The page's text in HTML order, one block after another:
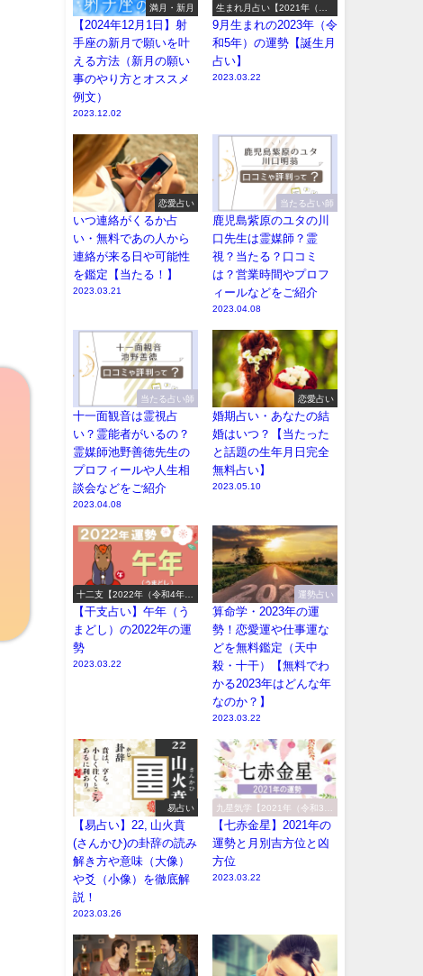
満月・新月
【2024年12月1日】射
手座の新月で願いを叶
える方法（新月の願い
事のやり方とオススメ
例文）
2023.12.02
生まれ月占い【2021年（令
和3年）の運勢】
9月生まれの2023年（令
和5年）の運勢【誕生月
占い】
2023.03.22
恋愛占い
いつ連絡がくるか占
い・無料であの人から
連絡が来る日や可能性
を鑑定【当たる！】
2023.03.21
当たる占い師
鹿児島紫原のユタの川
口先生は霊媒師？霊
視？当たる？口コミ
は？営業時間やプロフ
ィールなどをご紹介
2023.04.08
当たる占い師
十一面観音は霊視占
い？霊能者がいるの？
霊媒師池野善徳先生の
プロフィールや人生相
談会などをご紹介
2023.04.08
恋愛占い
婚期占い・あなたの結
婚はいつ？【当たった
と話題の生年月日完全
無料占い】
2023.05.10
十二支【2022年（令和4年）
の運勢】
【干支占い】午年（う
まどし）の2022年の運
勢
2023.03.22
運勢占い
算命学・2023年の運
勢！恋愛運や仕事運な
どを無料鑑定（天中
殺・十干）【無料でわ
かる2023年はどんな年
なのか？】
2023.03.22
易占い
【易占い】22, 山火賁
(さんかひ)の卦辞の読み
解き方や意味（大像）
や爻（小像）を徹底解
説！
2023.03.26
九星気学【2021年（令和3
年）の運勢】
【七赤金星】2021年の
運勢と月別吉方位と凶
方位
2023.03.22